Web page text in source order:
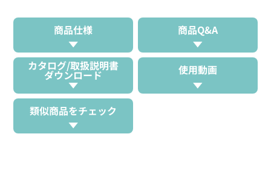
商品仕様 商品Q&A
カタログ/取扱説明書
ダウンロード 使用動画
類似商品をチェック